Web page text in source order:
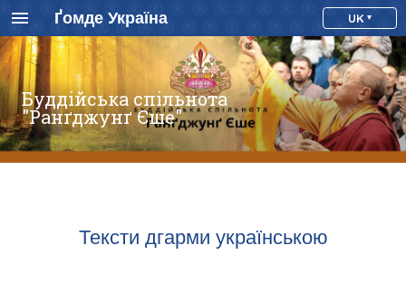
Ґомде Україна UK
Буддійська спільнота
"Ранґджунґ Єше"
Тексти дгарми українською